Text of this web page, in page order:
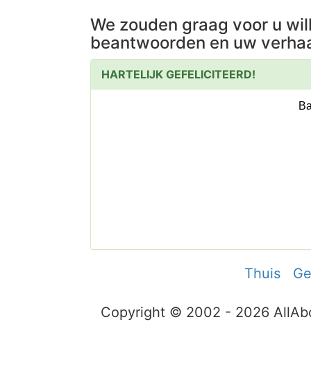
We zouden graag voor u
beantwoorden en uw
HARTELIJK GEFELICITEERD!
Thuis
Copyright © 2002 - 2026